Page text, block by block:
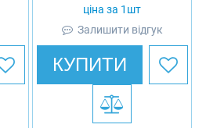
ціна за 1шт
Залишити відгук
КУПИТИ